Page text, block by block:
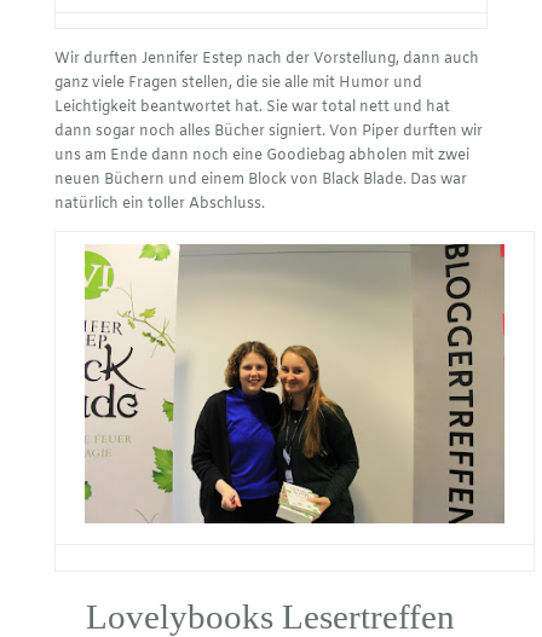
Wir durften Jennifer Estep nach der Vorstellung, dann auch
ganz viele Fragen stellen, die sie alle mit Humor und
Leichtigkeit beantwortet hat. Sie war total nett und hat
dann sogar noch alles Bücher signiert. Von Piper durften wir
uns am Ende dann noch eine Goodiebag abholen mit zwei
neuen Büchern und einem Block von Black Blade. Das war
natürlich ein toller Abschluss.
Lovelybooks Lesertreffen